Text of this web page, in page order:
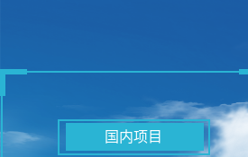
国内项目